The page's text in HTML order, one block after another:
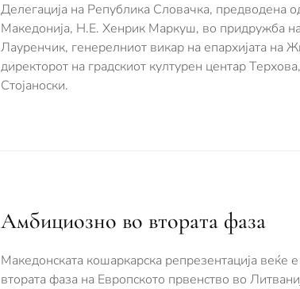
Делегација на Република Словачка, предводена
Македонија, Н.Е. Хенрик Маркуш, во придружба
Лауренчик, генерелниот викар на епархијата на
директорот на градскиот културен центар
Стојаноски.
Амбициозно во втората фаза
Македонската кошаркарска репрезентација
втората фаза на Европското првенство во